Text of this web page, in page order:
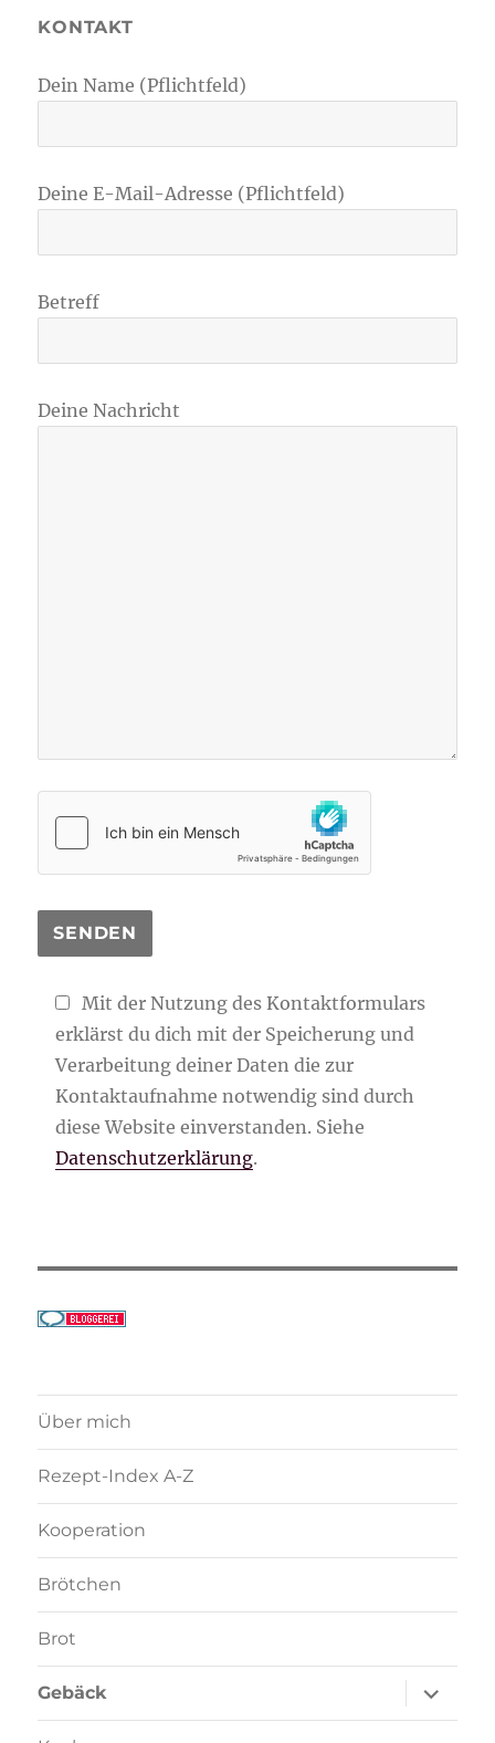
KONTAKT
Dein Name (Pflichtfeld)
Deine E-Mail-Adresse (Pflichtfeld)
Betreff
Deine Nachricht
Mit der Nutzung des Kontaktformulars
erklärst du dich mit der Speicherung und
Verarbeitung deiner Daten die zur
Kontaktaufnahme notwendig sind durch
diese Website einverstanden. Siehe
Datenschutzerklärung.
Über mich
Rezept-Index A-Z
Kooperation
Brötchen
Brot
Gebäck
anzeigen